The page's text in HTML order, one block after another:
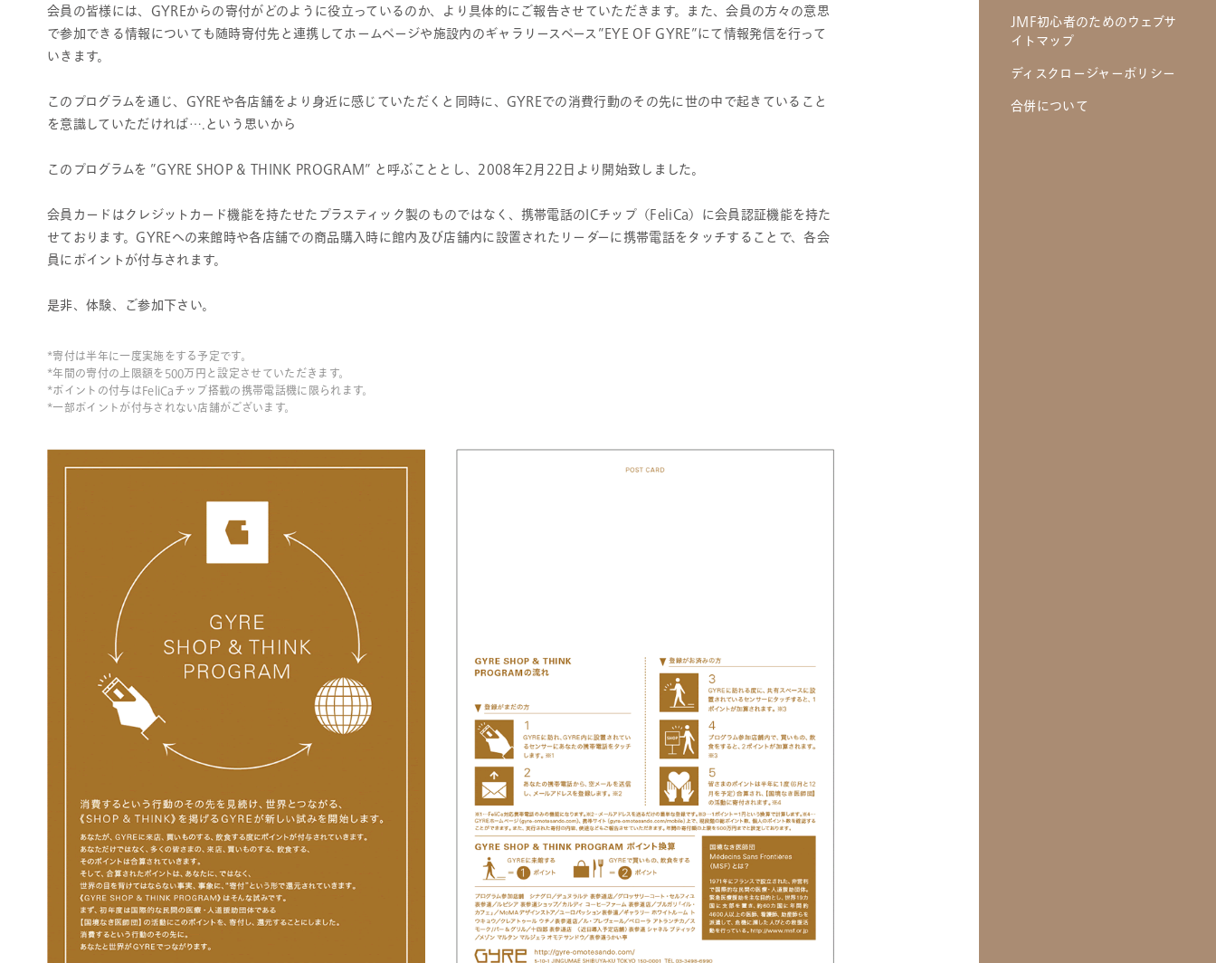
会員の皆様には、GYREからの寄付がどのように役立っているのか、より具体的にご報告させていただきます。また、会員の方々の意思
で参加できる情報についても随時寄付先と連携してホームページや施設内のギャラリースペース”EYE OF GYRE”にて情報発信を行って
いきます。
このプログラムを通じ、GYREや各店舗をより身近に感じていただくと同時に、GYREでの消費行動のその先に世の中で起きていること
を意識していただければ….という思いから
このプログラムを ”GYRE SHOP & THINK PROGRAM” と呼ぶこととし、2008年2月22日より開始致しました。
会員カードはクレジットカード機能を持たせたプラスティック製のものではなく、携帯電話のICチップ（FeliCa）に会員認証機能を持た
せております。GYREへの来館時や各店舗での商品購入時に館内及び店舗内に設置されたリーダーに携帯電話をタッチすることで、各会
員にポイントが付与されます。
是非、体験、ご参加下さい。
*寄付は半年に一度実施をする予定です。
*年間の寄付の上限額を500万円と設定させていただきます。
*ポイントの付与はFeliCaチップ搭載の携帯電話機に限られます。
*一部ポイントが付与されない店舗がございます。
規約
課税上の取扱い
JMF初心者のためのウェブサ
イトマップ
ディスクロージャーポリシー
合併について